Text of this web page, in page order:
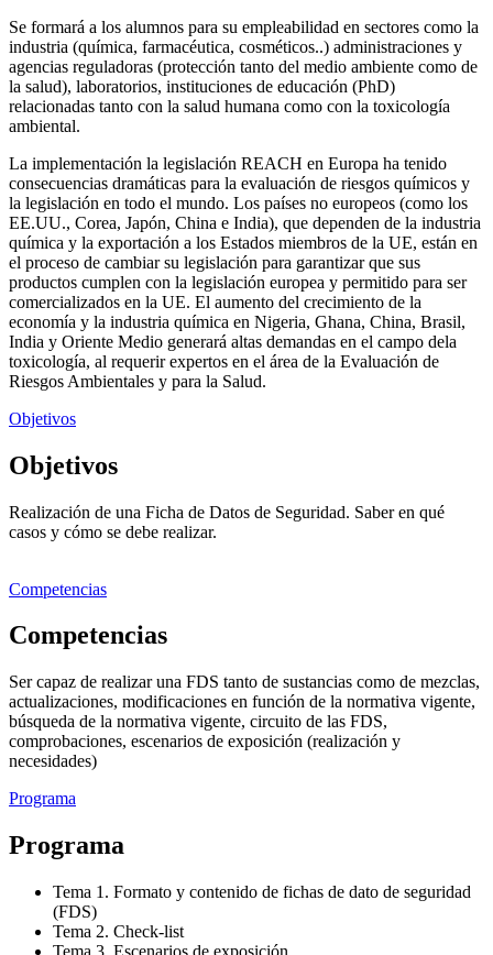
Se formará a los alumnos para su empleabilidad en sectores como la
industria (química, farmacéutica, cosméticos..) administraciones y
agencias reguladoras (protección tanto del medio ambiente como de
la salud), laboratorios, instituciones de educación (PhD)
relacionadas tanto con la salud humana como con la toxicología
ambiental.
La implementación la legislación REACH en Europa ha tenido
consecuencias dramáticas para la evaluación de riesgos químicos y
la legislación en todo el mundo. Los países no europeos (como los
EE.UU., Corea, Japón, China e India), que dependen de la industria
química y la exportación a los Estados miembros de la UE, están en
el proceso de cambiar su legislación para garantizar que sus
productos cumplen con la legislación europea y permitido para ser
comercializados en la UE. El aumento del crecimiento de la
economía y la industria química en Nigeria, Ghana, China, Brasil,
India y Oriente Medio generará altas demandas en el campo dela
toxicología, al requerir expertos en el área de la Evaluación de
Riesgos Ambientales y para la Salud.
Objetivos
Objetivos
Realización de una Ficha de Datos de Seguridad. Saber en qué
casos y cómo se debe realizar.
Competencias
Competencias
Ser capaz de realizar una FDS tanto de sustancias como de mezclas,
actualizaciones, modificaciones en función de la normativa vigente,
búsqueda de la normativa vigente, circuito de las FDS,
comprobaciones, escenarios de exposición (realización y
necesidades)
Programa
Programa
Tema 1. Formato y contenido de fichas de dato de seguridad
(FDS)
Tema 2. Check-list